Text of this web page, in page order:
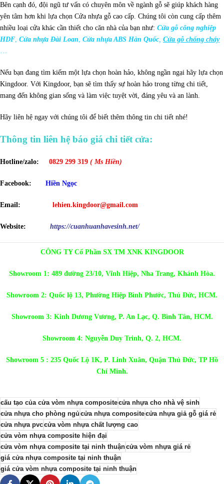
Bên cạnh đó, đội ngũ tư vấn có chuyên môn về ngành gỗ sẽ giúp khách hàng
yên tâm hơn khi lựa chọn Cửa nhựa gỗ cao cấp. Chúng tôi còn cung cấp thêm
nhiều loại cửa khác cần thiết cho căn nhà của bạn như: Cửa gỗ công nghiệp
HDF, Cửa nhựa Đài Loan, Cửa nhựa ABS Hàn Quốc, Cửa gỗ chống cháy
…
Nếu bạn đang tìm kiếm một lựa chọn hoàn hảo, không ngần ngại hãy lựa chọn
Kingdoor. Với Kingdoor, bạn sẽ tìm thấy sự hoàn hảo trong từng chi tiết,
mang đến không gian sống và làm việc tuyệt vời, đáng yêu và an lành.
Hãy liên hệ ngay với chúng tôi để biết thêm thông tin chi tiết nhé!
Thông tin liên hệ báo giá chi tiết cửa:
Hotline/zalo: 0829 299 319 ( Ms Hiền)
Facebook: Hiền Ngọc
Email: lehien.kingdoor@gmail.com
Website: https://cuanhuanhavesinh.net/
CÔNG TY Cổ Phần SX TM XNK KINGDOOR
Showroom 1: 489 đường 23/10, Vĩnh Hiệp, Nha Trang, Khánh Hòa.
Showroom 2: Quốc lộ 13, Phường Hiệp Bình Phước, Thủ Đức, HCM.
Showroom 3: Kinh Dương Vương, P. An Lạc, Q. Bình Tân, HCM.
Showroom 4: Nguyễn Duy Trinh, Q. 2, HCM.
Showroom 5 : 235 Quốc Lộ 1K, P. Linh Xuân, Quận Thủ Đức, TP Hồ
Chí Minh.
cấu tạo của cửa vòm nhựa compositecửa nhựa cho nhà vệ sinh
cửa nhựa cho phòng ngủ cửa nhựa compositecửa nhựa giả gỗ giá rẻ
cửa nhựa pvccửa vòm nhựa chất lượng cao
cửa vòm nhựa composite hiện đại
cửa vòm nhựa composite tại ninh thuậncửa vòm nhựa giá rẻ
giá cửa nhựa composite tại ninh thuận
giá cửa vòm nhựa composite tại ninh thuận